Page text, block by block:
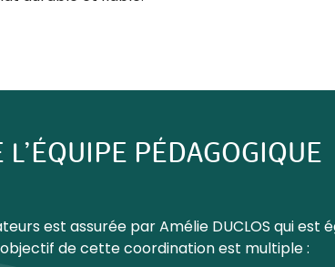
PÉDAGOGIQUE
est assurée par Amélie DUCLOS qui est
de cette coordination est multiple :